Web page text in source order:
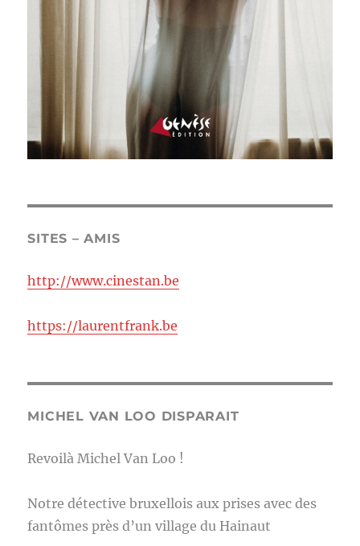
SITES – AMIS
http://www.cinestan.be
https://laurentfrank.be
MICHEL VAN LOO DISPARAIT
Revoilà Michel Van Loo !
Notre détective bruxellois aux prises avec des
fantômes près d’un village du Hainaut